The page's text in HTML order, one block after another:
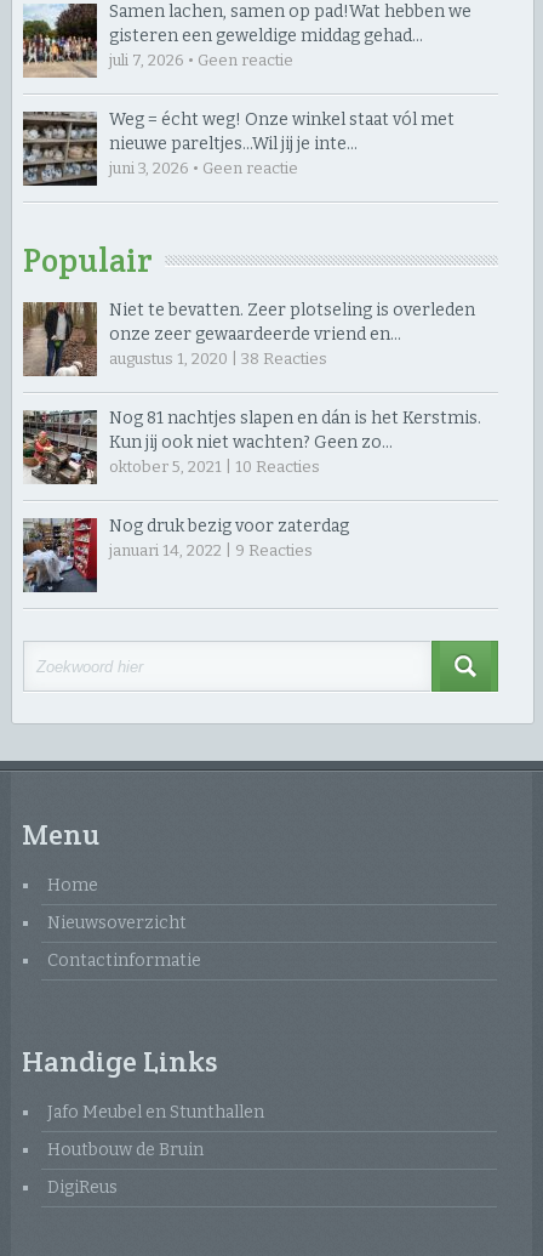
Samen lachen, samen op pad! ​Wat hebben we
gisteren een geweldige middag gehad…
juli 7, 2026 • Geen reactie
Weg = écht weg! Onze winkel staat vól met
nieuwe pareltjes… ​Wil jij je inte…
juni 3, 2026 • Geen reactie
Populair
Niet te bevatten. Zeer plotseling is overleden
onze zeer gewaardeerde vriend en…
augustus 1, 2020 | 38 Reacties
Nog 81 nachtjes slapen en dán is het Kerstmis.
Kun jij ook niet wachten? Geen zo…
oktober 5, 2021 | 10 Reacties
Nog druk bezig voor zaterdag
januari 14, 2022 | 9 Reacties
Menu
Home
Nieuwsoverzicht
Contactinformatie
Handige Links
Jafo Meubel en Stunthallen
Houtbouw de Bruin
DigiReus